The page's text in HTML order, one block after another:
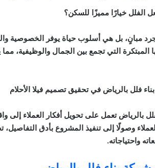
مبانٍ، بل هي أسلوب حياة يوفر الخصوصية
المبتكرة التي تجمع بين الجمال والوظيفية، مما
بالرياض تعمل على تحويل أفكار العملاء إلى
وصولًا إلى تنفيذ المشروع بأدق
واحتياجاته.